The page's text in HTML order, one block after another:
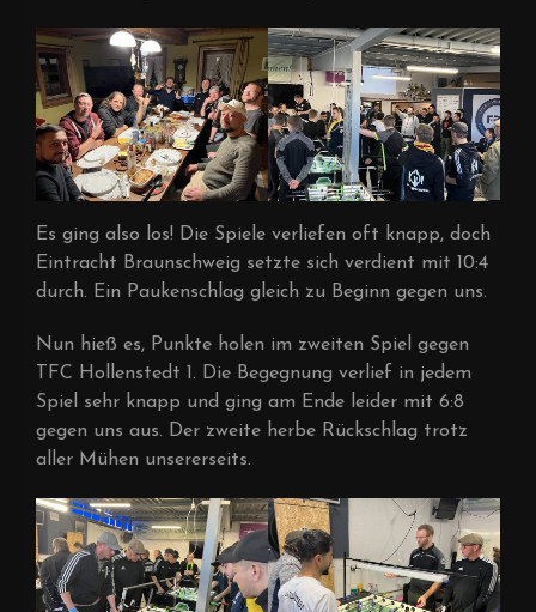
Es ging also los! Die Spiele verliefen oft knapp, doch
Eintracht Braunschweig setzte sich verdient mit 10:4
durch. Ein Paukenschlag gleich zu Beginn gegen uns.
Nun hieß es, Punkte holen im zweiten Spiel gegen
TFC Hollenstedt 1. Die Begegnung verlief in jedem
Spiel sehr knapp und ging am Ende leider mit 6:8
gegen uns aus. Der zweite herbe Rückschlag trotz
aller Mühen unsererseits.